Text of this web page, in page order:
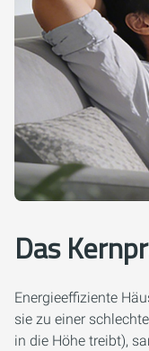
Das
Energieeffiziente
sie zu einer
in die Höhe treibt),